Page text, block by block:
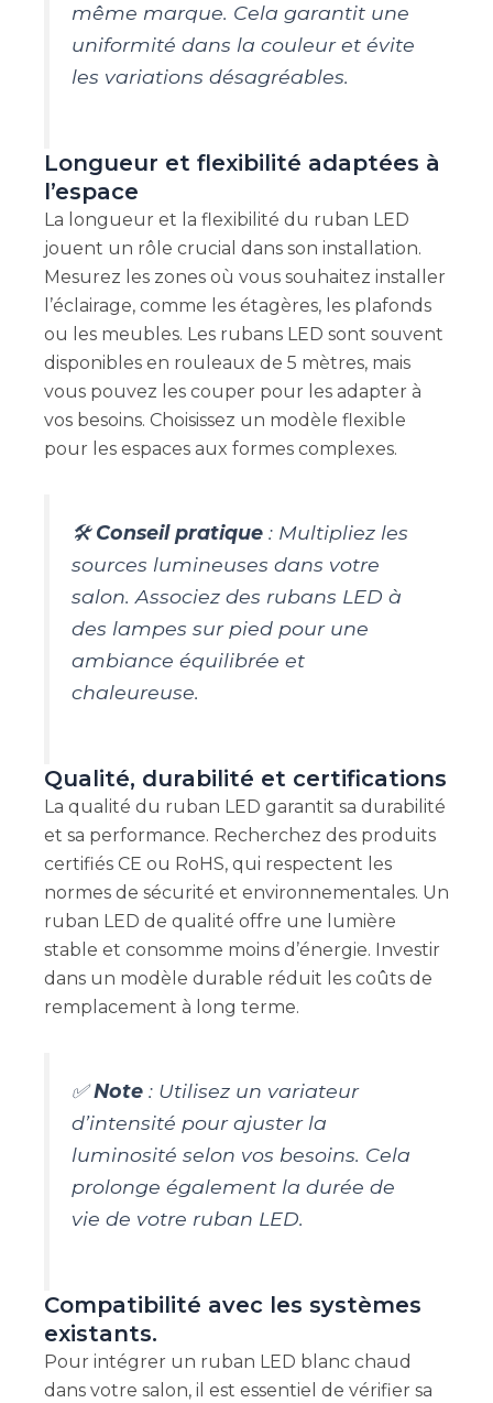
même marque. Cela garantit une
uniformité dans la couleur et évite
les variations désagréables.
Longueur et flexibilité adaptées à
l’espace
La longueur et la flexibilité du ruban LED
jouent un rôle crucial dans son installation.
Mesurez les zones où vous souhaitez installer
l’éclairage, comme les étagères, les plafonds
ou les meubles. Les rubans LED sont souvent
disponibles en rouleaux de 5 mètres, mais
vous pouvez les couper pour les adapter à
vos besoins. Choisissez un modèle flexible
pour les espaces aux formes complexes.
🛠️Conseil pratique: Multipliez les
sources lumineuses dans votre
salon. Associez des rubans LED à
des lampes sur pied pour une
ambiance équilibrée et
chaleureuse.
Qualité, durabilité et certifications
La qualité du ruban LED garantit sa durabilité
et sa performance. Recherchez des produits
certifiés CE ou RoHS, qui respectent les
normes de sécurité et environnementales. Un
ruban LED de qualité offre une lumière
stable et consomme moins d’énergie. Investir
dans un modèle durable réduit les coûts de
remplacement à long terme.
✅Note: Utilisez un variateur
d’intensité pour ajuster la
luminosité selon vos besoins. Cela
prolonge également la durée de
vie de votre ruban LED.
Compatibilité avec les systèmes
existants.
Pour intégrer un ruban LED blanc chaud
dans votre salon, il est essentiel de vérifier sa